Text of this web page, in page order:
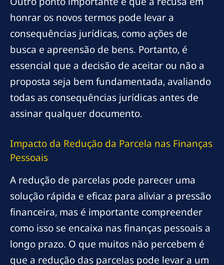
honrar os novos termos pode levar a
consequências jurídicas, como ações de
busca e apreensão de bens. Portanto, é
essencial que a decisão de aceitar ou não a
proposta seja bem fundamentada, avaliando
todas as consequências jurídicas antes de
assinar qualquer documento.
Impacto da Redução da Parcela nas Finanças
Pessoais
A redução de parcelas pode parecer uma
solução rápida e eficaz para aliviar a pressão
financeira, mas é importante compreender
como isso se encaixa nas finanças pessoais a
longo prazo. O que muitos não percebem é
que a redução das parcelas pode levar a um